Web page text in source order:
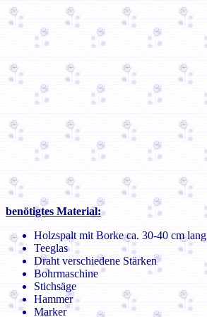
benötigtes Material:
Holzspalt mit Borke ca. 30-40 cm lang
Teeglas
Draht verschiedene Stärken
Bohrmaschine
Stichsäge
Hammer
Marker